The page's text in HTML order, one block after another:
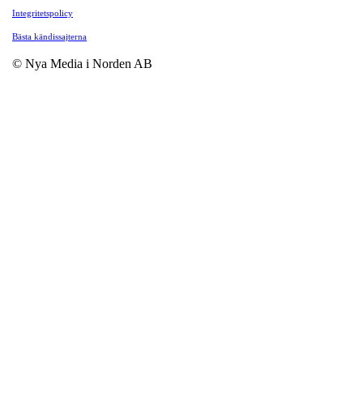
Integritetspolicy
Bästa kändissajterna
© Nya Media i Norden AB